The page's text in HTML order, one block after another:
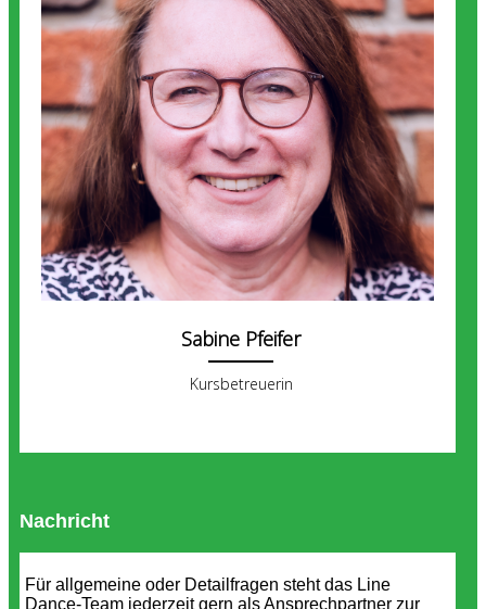
Sabine Pfeifer
Kursbetreuerin
Nachricht
Für allgemeine oder Detailfragen steht das Line
Dance-Team jederzeit gern als Ansprechpartner zur